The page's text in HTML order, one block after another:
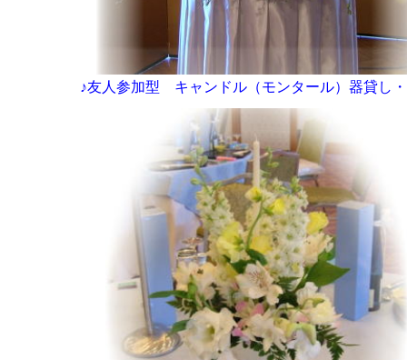
♪友人参加型 キャンドル（モンタール）器貸し